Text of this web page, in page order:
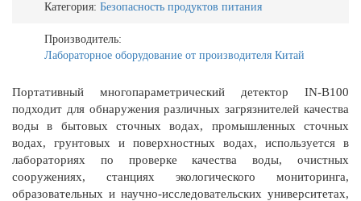
Категория: Безопасность продуктов питания
Производитель:
Лабораторное оборудование от производителя Китай
Портативный многопараметрический детектор IN-B100
подходит для обнаружения различных загрязнителей качества
воды в бытовых сточных водах, промышленных сточных
водах, грунтовых и поверхностных водах, используется в
лабораториях по проверке качества воды, очистных
сооружениях, станциях экологического мониторинга,
образовательных и научно-исследовательских университетах,